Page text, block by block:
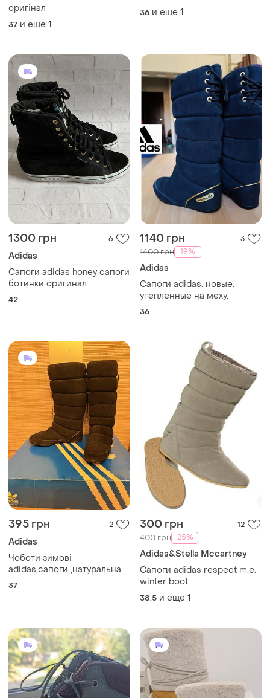
оригінал
37 и еще 1
36 и еще 1
1300 грн 6
Adidas
Сапоги adidas honey сапоги
ботинки оригинал
42
1140 грн 3
1400 грн -19%
Adidas
Сапоги adidas. новые.
утепленные на меху.
36
395 грн 2
Adidas
Чоботи зимові
adidas,сапоги ,натуральна
замша
37
300 грн 12
400 грн -25%
Adidas&Stella Mccartney
Сапоги adidas respect m.e.
winter boot
38.5 и еще 1